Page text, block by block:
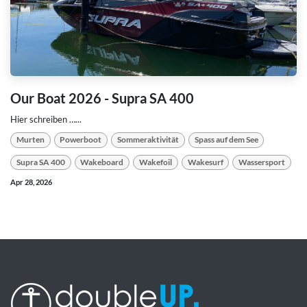
Our Boat 2026 - Supra SA 400
Hier schreiben …...
Murten Powerboot Sommeraktivität Spass auf dem See
Supra SA 400 Wakeboard Wakefoil Wakesurf Wassersport
Apr 28, 2026